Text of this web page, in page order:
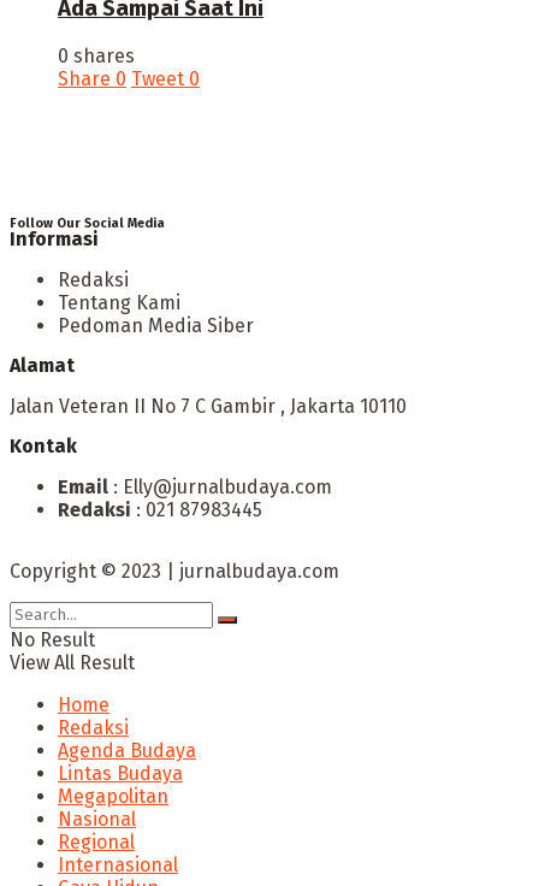
Ada Sampai Saat Ini
0 shares
Share 0 Tweet 0
Follow Our Social Media
Informasi
Redaksi
Tentang Kami
Pedoman Media Siber
Alamat
Jalan Veteran II No 7 C Gambir , Jakarta 10110
Kontak
Email : Elly@jurnalbudaya.com
Redaksi : 021 87983445
Copyright © 2023 | jurnalbudaya.com
No Result
View All Result
Home
Redaksi
Agenda Budaya
Lintas Budaya
Megapolitan
Nasional
Regional
Internasional